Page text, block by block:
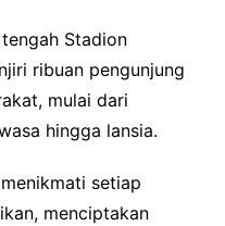
Stadion
ribuan pengunjung
mulai dari
hingga lansia.
setiap
menciptakan